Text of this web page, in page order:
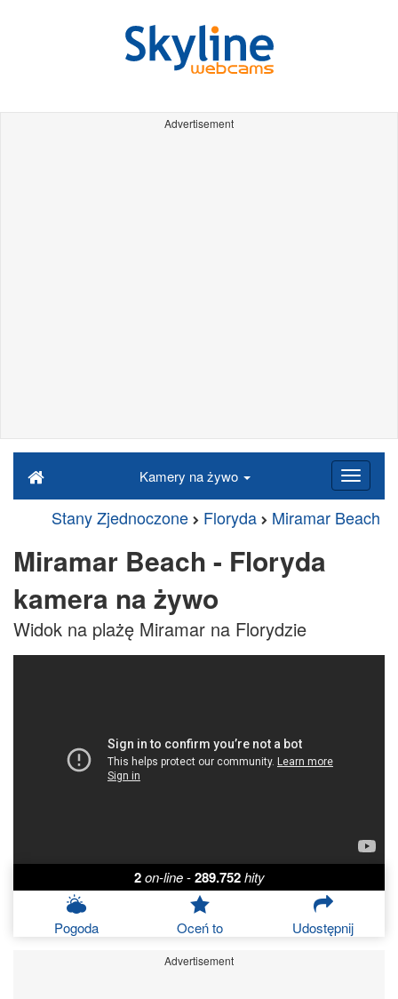
Advertisement
Kamery na żywo
Stany Zjednoczone Floryda Miramar Beach
Miramar Beach - Floryda
kamera na żywo
Widok na plażę Miramar na Florydzie
2 on-line - 289.752 hity
Pogoda Oceń to Udostępnij
Advertisement